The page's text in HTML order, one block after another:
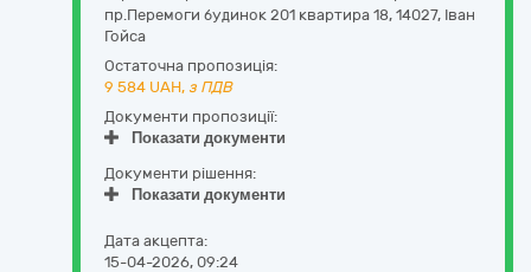
пр.Перемоги будинок 201 квартира 18, 14027, Іван
Гойса
Остаточна пропозиція:
9 584 UAH, з ПДВ
Документи пропозиції:
Показати документи
Документи рішення:
Показати документи
Дата акцепта:
15-04-2026, 09:24